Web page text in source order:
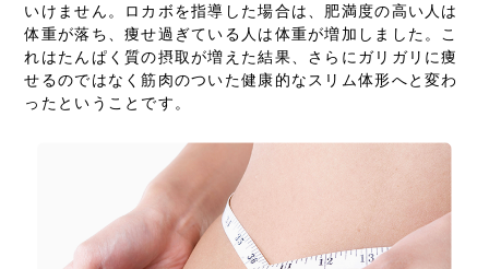
いけません。ロカボを指導した場合は、肥満度の高い人は
体重が落ち、痩せ過ぎている人は体重が増加しました。こ
れはたんぱく質の摂取が増えた結果、さらにガリガリに痩
せるのではなく筋肉のついた健康的なスリム体形へと変わ
ったということです。